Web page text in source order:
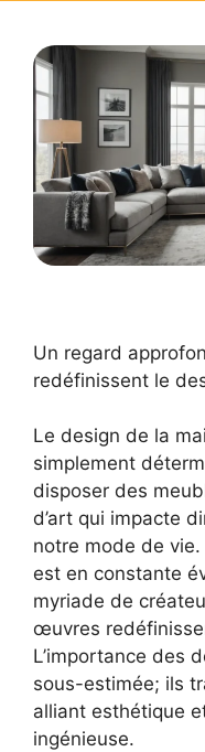
Un regard
redéfinissent le
Le design de la
simplement
disposer des
d’art qui impacte
notre mode de
est en constante
myriade de
œuvres
L’importance des
sous-estimée; ils
alliant esthétique
ingénieuse.